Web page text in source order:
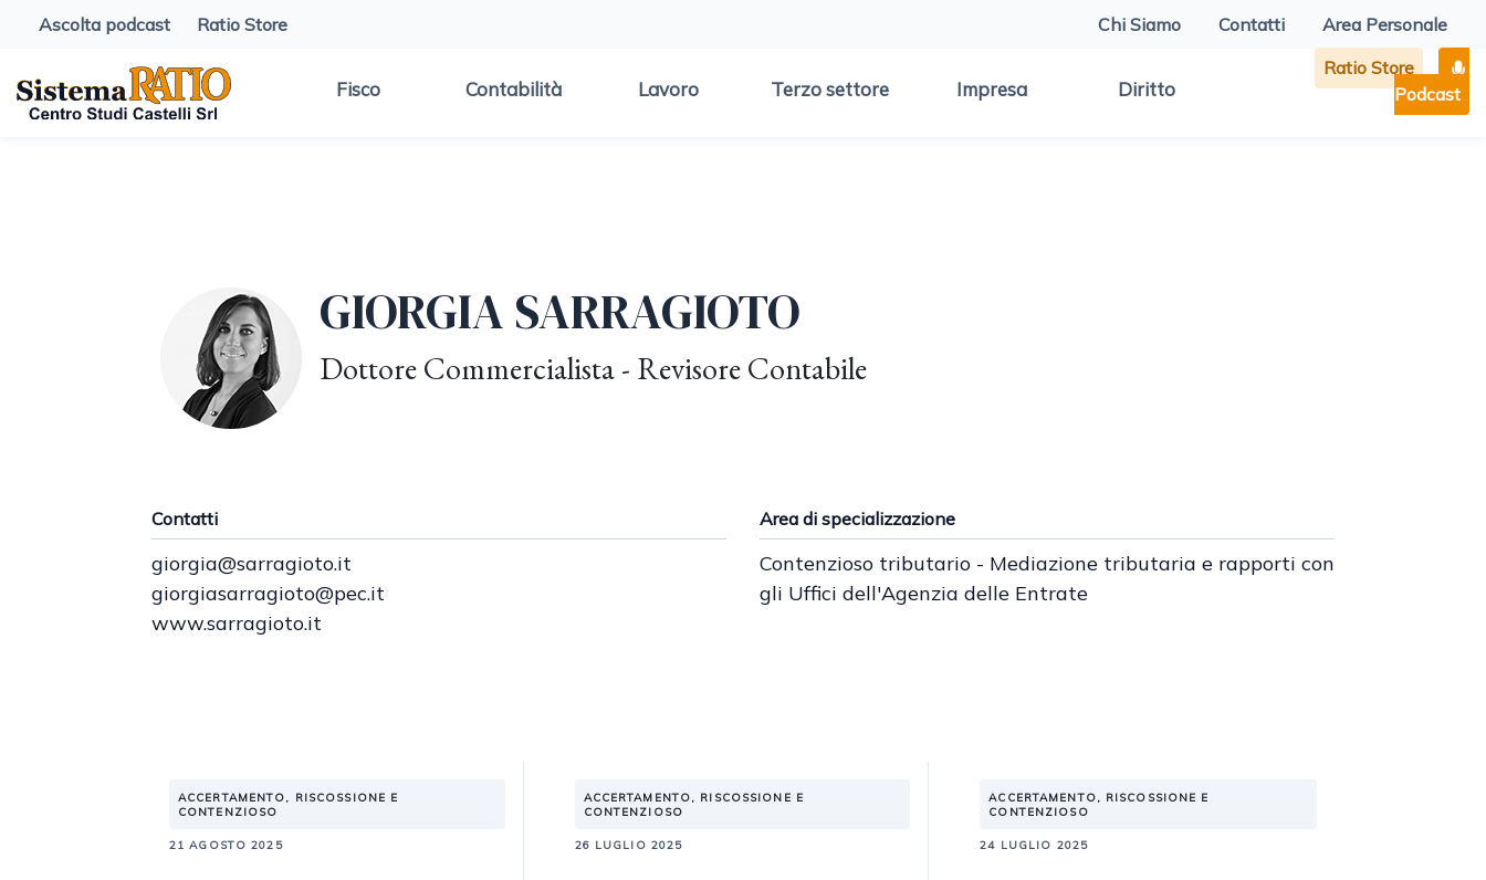
Ascolta podcast Ratio Store Chi Siamo Contatti Area Personale
Fisco Contabilità Lavoro Terzo settore Impresa Diritto
Ratio Store
Podcast
GIORGIA SARRAGIOTO
Dottore Commercialista - Revisore Contabile
Contatti
giorgia@sarragioto.it
giorgiasarragioto@pec.it
www.sarragioto.it
Area di specializzazione
Contenzioso tributario - Mediazione tributaria e rapporti con
gli Uffici dell'Agenzia delle Entrate
ACCERTAMENTO, RISCOSSIONE E
CONTENZIOSO
21 AGOSTO 2025
ACCERTAMENTO, RISCOSSIONE E
CONTENZIOSO
26 LUGLIO 2025
ACCERTAMENTO, RISCOSSIONE E
CONTENZIOSO
24 LUGLIO 2025